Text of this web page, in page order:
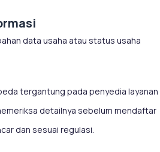
data usaha atau status usaha
tergantung pada penyedia layanan
detailnya sebelum mendaftar
dan sesuai regulasi.